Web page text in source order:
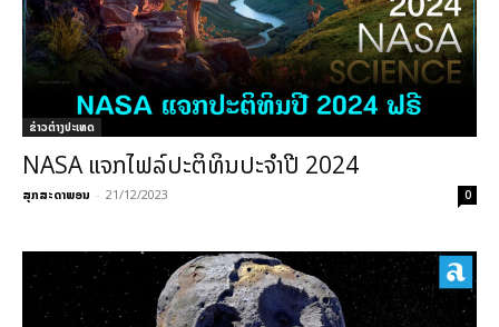
ຂ່າວຕ່າງປະເທດ
NASA ແຈກໄຟລ໌ປະຕິທິນປະຈຳປີ 2024
ສຸກສະດາພອນ - 21/12/2023 0